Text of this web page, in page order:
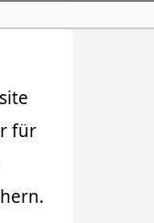
für